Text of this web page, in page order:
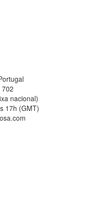
nacional)
17h (GMT)